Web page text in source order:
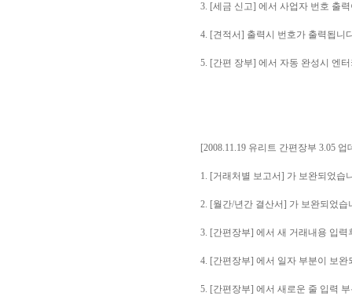
3. [세금 신고] 에서 사업자 번호 출
4. [견적서] 출력시 번호가 출력됩니
5. [간편 장부] 에서 자동 완성시 엔
[2008.11.19 유리트 간편장부 3.05 업
1. [거래처별 보고서] 가 보완되었습
2. [월간/년간 결산서] 가 보완되었습
3. [간편장부] 에서 새 거래내용 입
4. [간편장부] 에서 일자 부분이 보완
5. [간편장부] 에서 새로운 줄 입력